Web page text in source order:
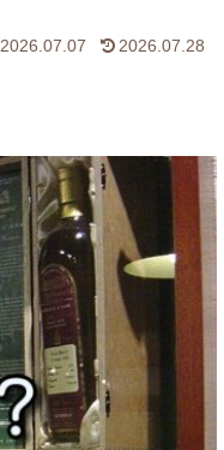
2026.07.07 2026.07.28